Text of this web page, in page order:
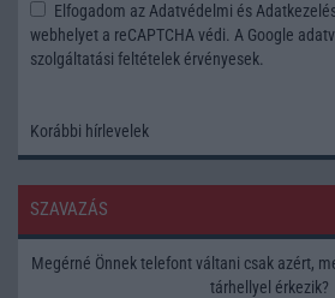
Elfogadom az Adatvédelmi és
webhelyet a reCAPTCHA védi. A Google
szolgáltatási feltételek érvényesek.
Korábbi hírlevelek
SZAVAZÁS
Megérné Önnek telefont váltani csak azért,
tárhellyel érkezik?